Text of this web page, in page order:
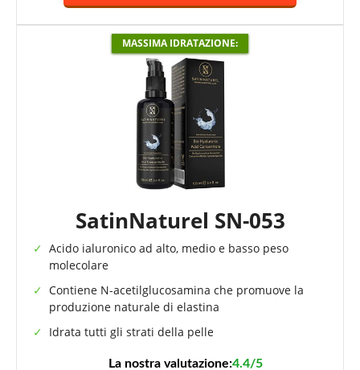
MASSIMA IDRATAZIONE:
SatinNaturel SN-053
Acido ialuronico ad alto, medio e basso peso
molecolare
Contiene N-acetilglucosamina che promuove la
produzione naturale di elastina
Idrata tutti gli strati della pelle
La nostra valutazione:4.4/5